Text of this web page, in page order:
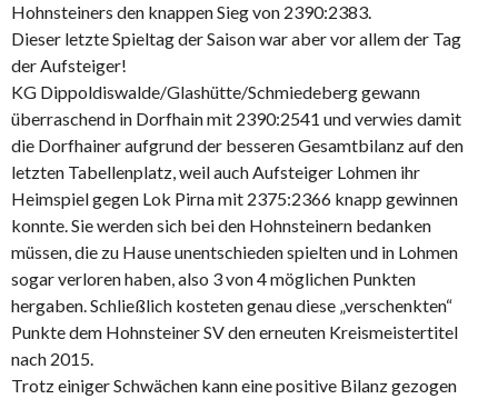
Hohnsteiners den knappen Sieg von 2390:2383.
Dieser letzte Spieltag der Saison war aber vor allem der Tag
der Aufsteiger!
KG Dippoldiswalde/Glashütte/Schmiedeberg gewann
überraschend in Dorfhain mit 2390:2541 und verwies damit
die Dorfhainer aufgrund der besseren Gesamtbilanz auf den
letzten Tabellenplatz, weil auch Aufsteiger Lohmen ihr
Heimspiel gegen Lok Pirna mit 2375:2366 knapp gewinnen
konnte. Sie werden sich bei den Hohnsteinern bedanken
müssen, die zu Hause unentschieden spielten und in Lohmen
sogar verloren haben, also 3 von 4 möglichen Punkten
hergaben. Schließlich kosteten genau diese „verschenkten“
Punkte dem Hohnsteiner SV den erneuten Kreismeistertitel
nach 2015.
Trotz einiger Schwächen kann eine positive Bilanz gezogen